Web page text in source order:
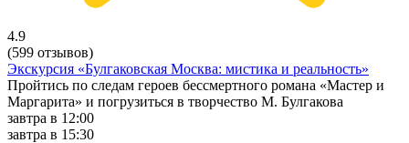
4.9
(599 отзывов)
Экскурсия «Булгаковская Москва: мистика и реальность»
Пройтись по следам героев бессмертного романа «Мастер и
Маргарита» и погрузиться в творчество М. Булгакова
завтра в 12:00
завтра в 15:30